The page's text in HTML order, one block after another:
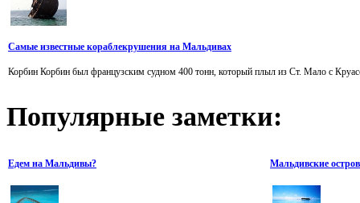
Самые известные кораблекрушения на Мальдивах
Корбин Корбин был французским судном 400 тонн, который плыл из Ст. Мало с
Популярные заметки:
Едем на Мальдивы? Мальдивские